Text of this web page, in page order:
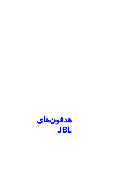
هدفون‌های
JBL